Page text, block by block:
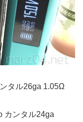
タル26ga 1.05Ω
カンタル24ga